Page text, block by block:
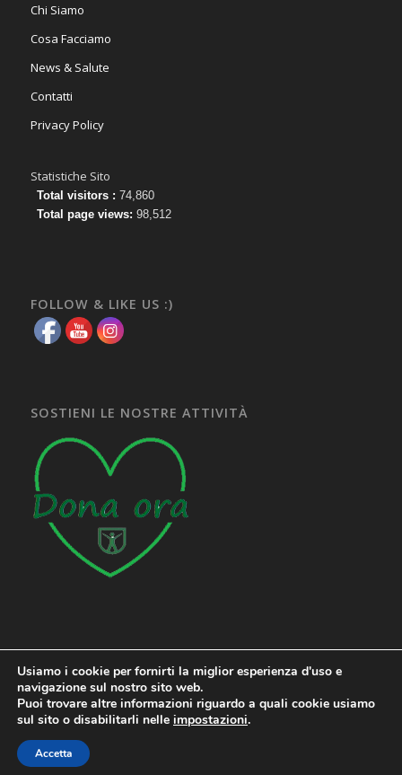
Chi Siamo
Cosa Facciamo
News & Salute
Contatti
Privacy Policy
Statistiche Sito
Total visitors : 74,860
Total page views: 98,512
FOLLOW & LIKE US :)
SOSTIENI LE NOSTRE ATTIVITÀ
Copyright © 2020 - ASM ETS
Usiamo i cookie per fornirti la miglior esperienza d'uso e
navigazione sul nostro sito web.
Puoi trovare altre informazioni riguardo a quali cookie usiamo
sul sito o disabilitarli nelle impostazioni.
Accetta